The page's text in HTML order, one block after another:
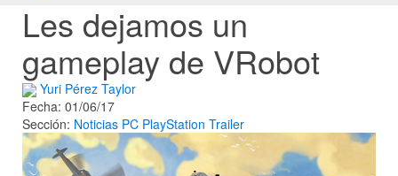
Les dejamos un
gameplay de VRobot
Yuri Pérez Taylor
Fecha: 01/06/17
Sección: Noticias PC PlayStation Trailer